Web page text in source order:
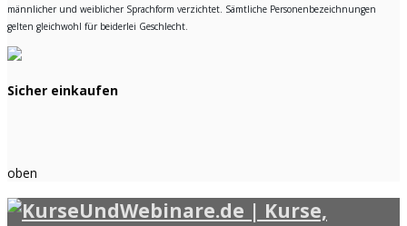
männlicher und weiblicher Sprachform verzichtet. Sämtliche Personenbezeichnungen
gelten gleichwohl für beiderlei Geschlecht.
Sicher einkaufen
oben